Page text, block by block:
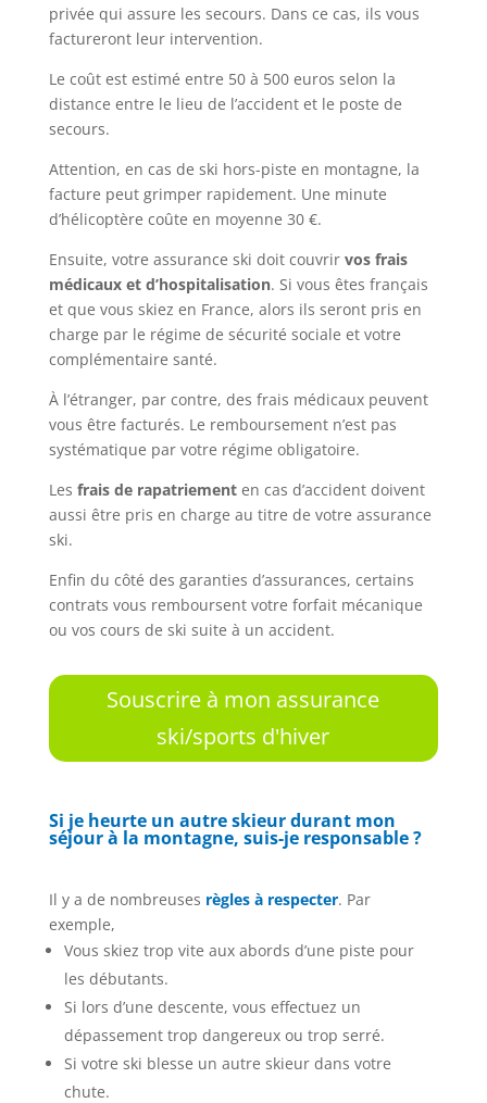
privée qui assure les secours. Dans ce cas, ils vous
factureront leur intervention.
Le coût est estimé entre 50 à 500 euros selon la
distance entre le lieu de l’accident et le poste de
secours.
Attention, en cas de ski hors-piste en montagne, la
facture peut grimper rapidement. Une minute
d’hélicoptère coûte en moyenne 30 €.
Ensuite, votre assurance ski doit couvrir vos frais
médicaux et d’hospitalisation. Si vous êtes français
et que vous skiez en France, alors ils seront pris en
charge par le régime de sécurité sociale et votre
complémentaire santé.
À l’étranger, par contre, des frais médicaux peuvent
vous être facturés. Le remboursement n’est pas
systématique par votre régime obligatoire.
Les frais de rapatriementen cas d’accident doivent
aussi être pris en charge au titre de votre assurance
ski.
Enfin du côté des garanties d’assurances, certains
contrats vous remboursent votre forfait mécanique
ou vos cours de ski suite à un accident.
Souscrire à mon assurance
ski/sports d'hiver
Si je heurte un autre skieur durant mon
séjour à la montagne, suis-je responsable ?
Il y a de nombreuses règles à respecter. Par
exemple,
Vous skiez trop vite aux abords d’une piste pour
les débutants.
Si lors d’une descente, vous effectuez un
dépassement trop dangereux ou trop serré.
Si votre ski blesse un autre skieur dans votre
chute.